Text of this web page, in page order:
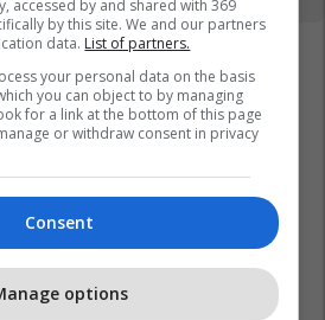
accessed by and shared with 369
by this site. We and our partners
data. List of partners.
your personal data on the basis
you can object to by managing
for a link at the bottom of this page
or withdraw consent in privacy
Consent
options